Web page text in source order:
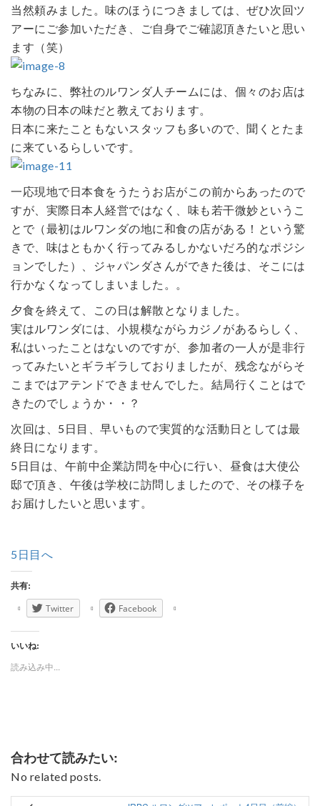
当然頼みました。味のほうにつきましては、ぜひ次回ツ
アーにご参加いただき、ご自身でご確認頂きたいと思い
ます（笑）
ちなみに、弊社のルワンダ人チームには、個々のお店は
本物の日本の味だと教えております。
日本に来たこともないスタッフも多いので、聞くとたま
に来ているらしいです。
一応現地で日本食をうたうお店がこの前からあったので
すが、実際日本人経営ではなく、味も若干微妙というこ
とで（最初はルワンダの地に和食の店がある！という驚
きで、味はともかく行ってみるしかないだろ的なポジシ
ョンでした）、ジャパンダさんができた後は、そこには
行かなくなってしまいました。。
夕食を終えて、この日は解散となりました。
実はルワンダには、小規模ながらカジノがあるらしく、
私はいったことはないのですが、参加者の一人が是非行
ってみたいとギラギラしておりましたが、残念ながらそ
こまではアテンドできませんでした。結局行くことはで
きたのでしょうか・・？
次回は、5日目、早いもので実質的な活動日としては最
終日になります。
5日目は、午前中企業訪問を中心に行い、昼食は大使公
邸で頂き、午後は学校に訪問しましたので、その様子を
お届けしたいと思います。
5日目へ
共有:
Twitter Facebook
いいね:
読み込み中...
合わせて読みたい:
No related posts.